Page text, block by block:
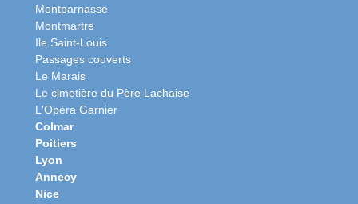
Montparnasse
Montmartre
Ile Saint-Louis
Passages couverts
Le Marais
Le cimetière du Père Lachaise
L'Opéra Garnier
Colmar
Poitiers
Lyon
Annecy
Nice